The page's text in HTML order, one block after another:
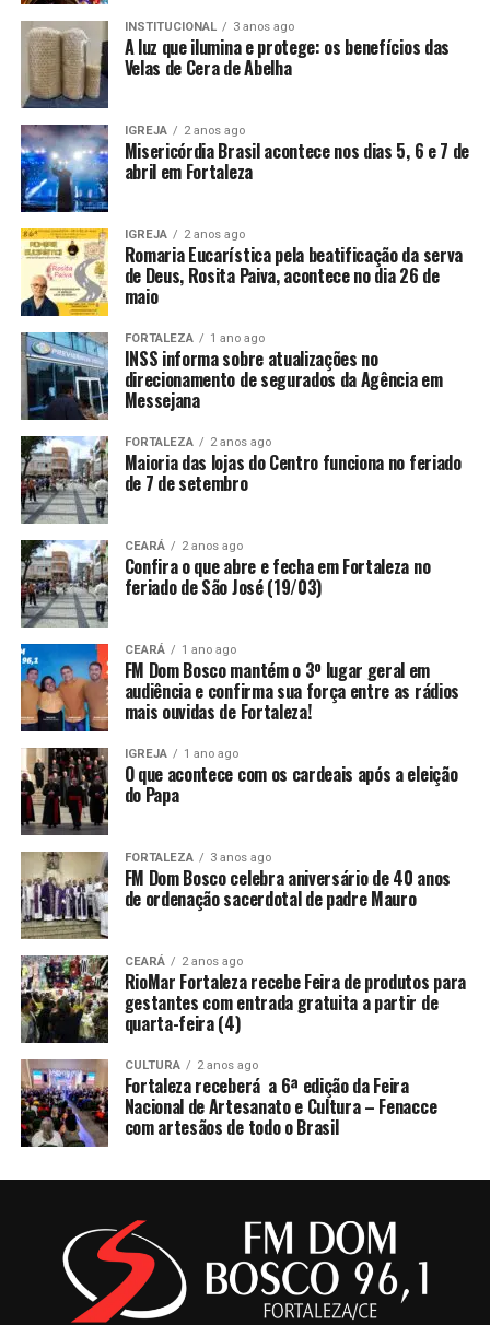
INSTITUCIONAL 3 anos ago
A luz que ilumina e protege: os benefícios das
Velas de Cera de Abelha
IGREJA 2 anos ago
Misericórdia Brasil acontece nos dias 5, 6 e 7 de
abril em Fortaleza
IGREJA 2 anos ago
Romaria Eucarística pela beatificação da serva
de Deus, Rosita Paiva, acontece no dia 26 de
maio
FORTALEZA 1 ano ago
INSS informa sobre atualizações no
direcionamento de segurados da Agência em
Messejana
FORTALEZA 2 anos ago
Maioria das lojas do Centro funciona no feriado
de 7 de setembro
CEARÁ 2 anos ago
Confira o que abre e fecha em Fortaleza no
feriado de São José (19/03)
CEARÁ 1 ano ago
FM Dom Bosco mantém o 3º lugar geral em
audiência e confirma sua força entre as rádios
mais ouvidas de Fortaleza!
IGREJA 1 ano ago
O que acontece com os cardeais após a eleição
do Papa
FORTALEZA 3 anos ago
FM Dom Bosco celebra aniversário de 40 anos
de ordenação sacerdotal de padre Mauro
CEARÁ 2 anos ago
RioMar Fortaleza recebe Feira de produtos para
gestantes com entrada gratuita a partir de
quarta-feira (4)
CULTURA 2 anos ago
Fortaleza receberá a 6ª edição da Feira
Nacional de Artesanato e Cultura – Fenacce
com artesãos de todo o Brasil